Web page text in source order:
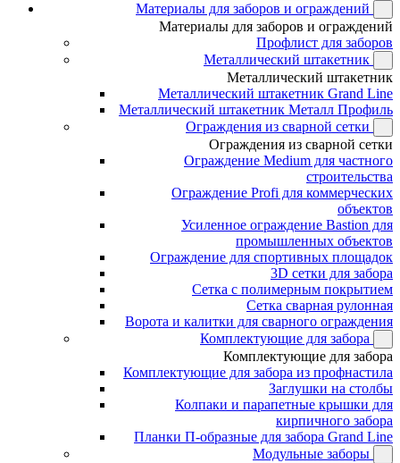
Материалы для заборов и ограждений
Материалы для заборов и ограждений
Профлист для заборов
Металлический штакетник
Металлический штакетник
Металлический штакетник Grand Line
Металлический штакетник Металл Профиль
Ограждения из сварной сетки
Ограждения из сварной сетки
Ограждение Medium для частного
строительства
Ограждение Profi для коммерческих
объектов
Усиленное ограждение Bastion для
промышленных объектов
Ограждение для спортивных площадок
3D сетки для забора
Сетка с полимерным покрытием
Сетка сварная рулонная
Ворота и калитки для сварного ограждения
Комплектующие для забора
Комплектующие для забора
Комплектующие для забора из профнастила
Заглушки на столбы
Колпаки и парапетные крышки для
кирпичного забора
Планки П-образные для забора Grand Line
Модульные заборы